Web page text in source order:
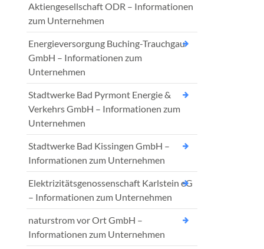
Aktiengesellschaft ODR – Informationen
zum Unternehmen
Energieversorgung Buching-Trauchgau
GmbH – Informationen zum
Unternehmen
Stadtwerke Bad Pyrmont Energie &
Verkehrs GmbH – Informationen zum
Unternehmen
Stadtwerke Bad Kissingen GmbH –
Informationen zum Unternehmen
Elektrizitätsgenossenschaft Karlstein eG
– Informationen zum Unternehmen
naturstrom vor Ort GmbH –
Informationen zum Unternehmen